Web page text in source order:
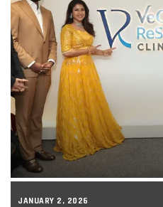
JANUARY 2, 2026